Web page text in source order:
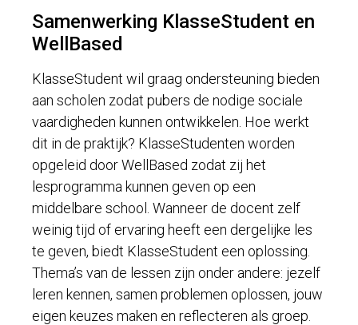
Samenwerking KlasseStudent en
WellBased
KlasseStudent wil graag ondersteuning bieden
aan scholen zodat pubers de nodige sociale
vaardigheden kunnen ontwikkelen. Hoe werkt
dit in de praktijk? KlasseStudenten worden
opgeleid door WellBased zodat zij het
lesprogramma kunnen geven op een
middelbare school. Wanneer de docent zelf
weinig tijd of ervaring heeft een dergelijke les
te geven, biedt KlasseStudent een oplossing.
Thema’s van de lessen zijn onder andere: jezelf
leren kennen, samen problemen oplossen, jouw
eigen keuzes maken en reflecteren als groep.